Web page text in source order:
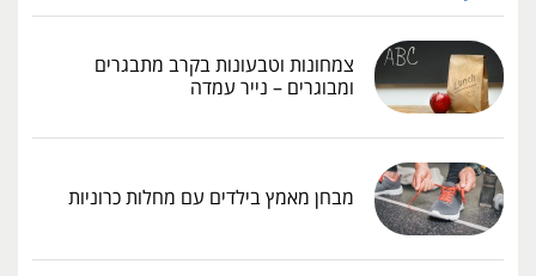
צמחונות וטבעונות בקרב מתבגרים
ומבוגרים – נייר עמדה
מבחן מאמץ בילדים עם מחלות כרוניות